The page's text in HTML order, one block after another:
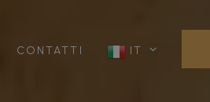
CONTATTI IT